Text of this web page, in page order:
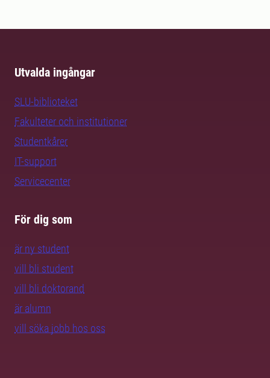
Utvalda ingångar
SLU-biblioteket
Fakulteter och institutioner
Studentkårer
IT-support
Servicecenter
För dig som
är ny student
vill bli student
vill bli doktorand
är alumn
vill söka jobb hos oss